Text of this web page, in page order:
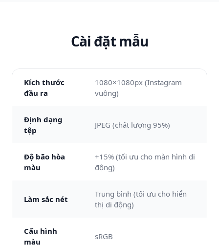
Cài đặt mẫu
Kích thước
đầu ra
1080×1080px (Instagram
vuông)
Định dạng
tệp
JPEG (chất lượng 95%)
Độ bão hòa
màu
+15% (tối ưu cho màn hình di
động)
Làm sắc nét
Trung bình (tối ưu cho hiển
thị di động)
Cấu hình
màu
sRGB